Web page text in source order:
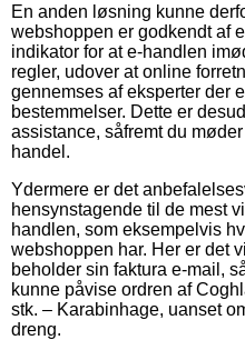
En anden løsning kunne
webshoppen er godkendt af
indikator for at e-handlen
regler, udover at online
gennemses af eksperter der
bestemmelser. Dette er
assistance, såfremt du
handel.
Ydermere er det
hensynstagende til de mest
handlen, som eksempelvis
webshoppen har. Her er det
beholder sin faktura e-mail,
kunne påvise ordren af
stk. – Karabinhage, uanset
dreng.